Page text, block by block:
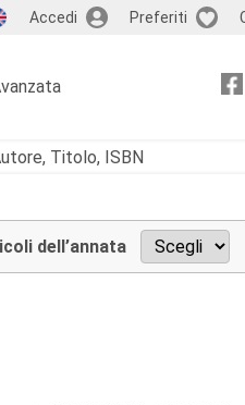
Accedi Preferiti
dell’annata